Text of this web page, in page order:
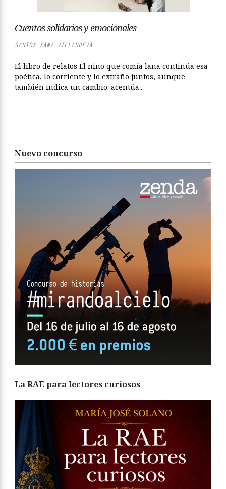
Cuentos solidarios y emocionales
SANTOS SANZ VILLANUEVA
El libro de relatos El niño que comía lana continúa esa
poética, lo corriente y lo extraño juntos, aunque
también indica un cambio: acentúa...
Nuevo concurso
La RAE para lectores curiosos